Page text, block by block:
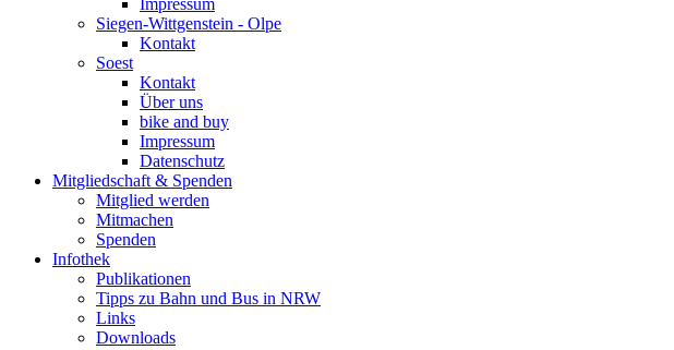
Impressum
Siegen-Wittgenstein - Olpe
Kontakt
Soest
Kontakt
Über uns
bike and buy
Impressum
Datenschutz
Mitgliedschaft & Spenden
Mitglied werden
Mitmachen
Spenden
Infothek
Publikationen
Tipps zu Bahn und Bus in NRW
Links
Downloads